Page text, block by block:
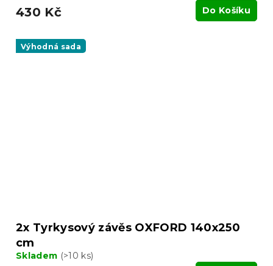
430 Kč Do Košíku
Výhodná sada
2x Tyrkysový závěs OXFORD 140x250
cm
Skladem (>10 ks)